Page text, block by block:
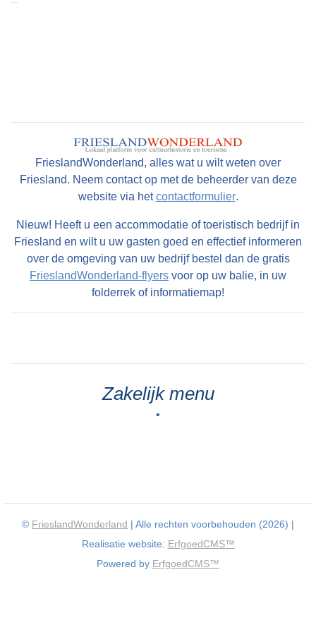
FrieslandWonderland, alles wat u wilt weten over
Friesland. Neem contact op met de beheerder van deze
website via hetcontactformulier.
Nieuw! Heeft u een accommodatie of toeristisch bedrijf in
Friesland en wilt u uw gasten goed en effectief informeren
over de omgeving van uw bedrijf bestel dan de gratis
FrieslandWonderland-flyers voor op uw balie, in uw
folderrek of informatiemap!
Zakelijk menu
•
© FrieslandWonderland | Alle rechten voorbehouden (2026) |
Realisatie website: ErfgoedCMS™
Powered by ErfgoedCMS™